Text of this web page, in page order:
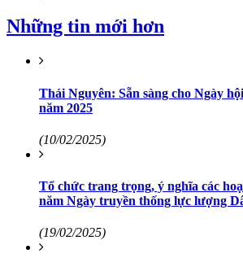
Những tin mới hơn
Thái Nguyên: Sẵn sàng cho Ngày
năm 2025
(10/02/2025)
Tổ chức trang trọng, ý nghĩa các
năm Ngày truyền thống lực lượng
(19/02/2025)